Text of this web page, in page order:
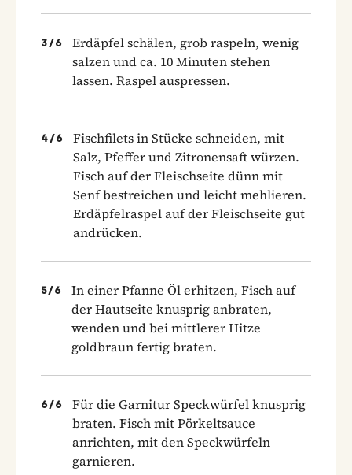
3 /6
Erdäpfel schälen, grob raspeln, wenig
salzen und ca. 10 Minuten stehen
lassen. Raspel auspressen.
4 /6
Fischfilets in Stücke schneiden, mit
Salz, Pfeffer und Zitronensaft würzen.
Fisch auf der Fleischseite dünn mit
Senf bestreichen und leicht mehlieren.
Erdäpfelraspel auf der Fleischseite gut
andrücken.
5/6
In einer Pfanne Öl erhitzen, Fisch auf
der Hautseite knusprig anbraten,
wenden und bei mittlerer Hitze
goldbraun fertig braten.
6/6
Für die Garnitur Speckwürfel knusprig
braten. Fisch mit Pörkeltsauce
anrichten, mit den Speckwürfeln
garnieren.